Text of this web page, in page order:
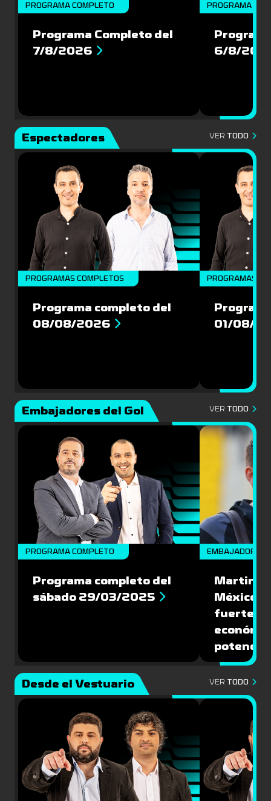
PROGRAMA COMPLETO
Programa Completo del
7/8/2026
PROGRAMA
6/8/
Espectadores VER TODO
PROGRAMAS COMPLETOS
Programa completo del
08/08/2026
PROGRAMAS
01/08/
Embajadores del Gol VER TODO
PROGRAMA COMPLETO
Programa completo del
sábado 29/03/2025
EMBAJADORES
Martin
México:
fuerte
Desde el Vestuario VER TODO